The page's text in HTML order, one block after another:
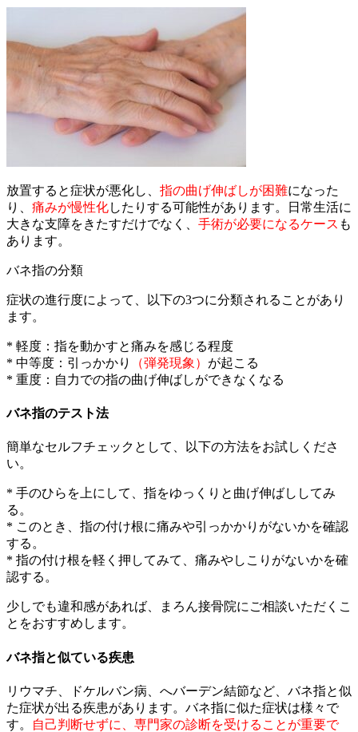
放置すると症状が悪化し、 指の曲げ伸ばしが困難になった
り、 痛みが慢性化したりする可能性があります。日常生活に
大きな支障をきたすだけでなく、 手術が必要になるケース も
あります。
バネ指の分類
症状の進行度によって、以下の3つに分類されることがあり
ます。
* 軽度：指を動かすと痛みを感じる程度
* 中等度：引っかかり
（弾発現象） が起こる
* 重度：自力での指の曲げ伸ばしができなくなる
バネ指のテスト法
簡単なセルフチェックとして、以下の方法をお試しくださ
い。
* 手のひらを上にして、指をゆっくりと曲げ伸ばししてみ
る。
* このとき、指の付け根に痛みや引っかかりがないかを確認
する。
* 指の付け根を軽く押してみて、痛みやしこりがないかを確
認する。
少しでも違和感があれば、まろん接骨院にご相談いただくこ
とをおすすめします。
バネ指と似ている疾患
リウマチ、ドケルバン病、へバーデン結節など、バネ指と似
た症状が出る疾患があります。バネ指に似た症状は様々で
す。
自己判断せずに、専門家の診断を受けることが重要で